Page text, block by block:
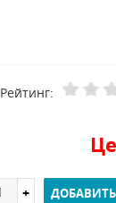
Рейтинг: